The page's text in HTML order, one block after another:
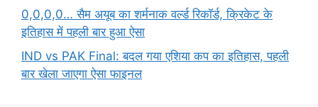
0,0,0,0… सैम अयूब का शर्मनाक वर्ल्ड रिकॉर्ड, क्रिकेट के
इतिहास में पहली बार हुआ ऐसा
IND vs PAK Final: बदल गया एशिया कप का इतिहास, पहली
बार खेला जाएगा ऐसा फाइनल